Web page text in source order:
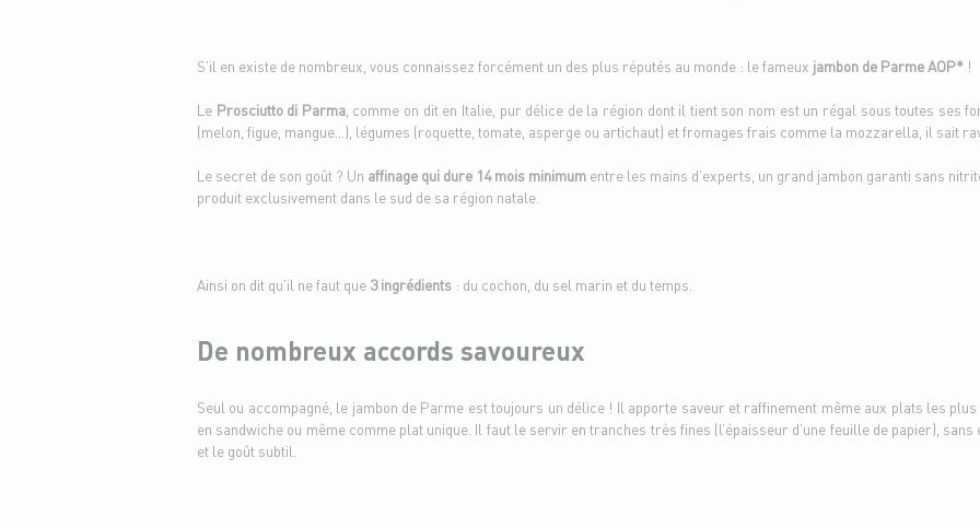
S’il en existe de nombreux, vous connaissez forcément un des plus réputés au monde : le fameux jambon de Parme AOP* !
Le Prosciutto di Parma, comme on dit en Italie, pur délice de la région dont il tient son nom est un régal sous toutes ses
(melon, figue, mangue…), légumes (roquette, tomate, asperge ou artichaut) et fromages frais comme la mozzarella, il sait
Le secret de son goût ? Un affinage qui dure 14 mois minimum entre les mains d’experts, un grand jambon garanti sans
produit exclusivement dans le sud de sa région natale.
Ainsi on dit qu’il ne faut que 3 ingrédients : du cochon, du sel marin et du temps.
De nombreux accords savoureux
Seul ou accompagné, le jambon de Parme est toujours un délice ! Il apporte saveur et raffinement même aux plats les
en sandwiche ou même comme plat unique. Il faut le servir en tranches très fines (l’épaisseur d’une feuille de papier),
et le goût subtil.